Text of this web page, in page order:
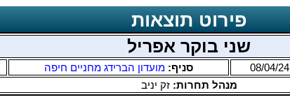
פירוט תוצאות
שני בוקר אפריל
08/04/24 סניף: מועדון הברידג מחניים חיפה
מנהל תחרות:זק יניב